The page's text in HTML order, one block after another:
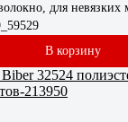
для невязких
В корзину